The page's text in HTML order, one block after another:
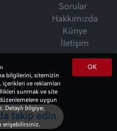
Sorular
Hakkımızda
Künye
İletişim
Yazıları
Yazıları
Gazete
OK
bilgilerini, sitemizin
içerikleri ve reklamları
sunmak ve site
uygun
Detaylı bilgiye;
erişebilirsiniz.
takip edin